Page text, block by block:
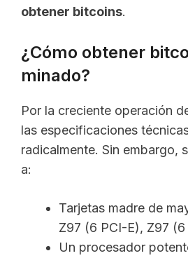
obtener bitcoins.
¿Cómo obtener
minado?
Por la creciente operación
las especificaciones
radicalmente. Sin embargo,
a:
Tarjetas madre de
Z97 (6 PCI-E), Z97 (6
Un procesador